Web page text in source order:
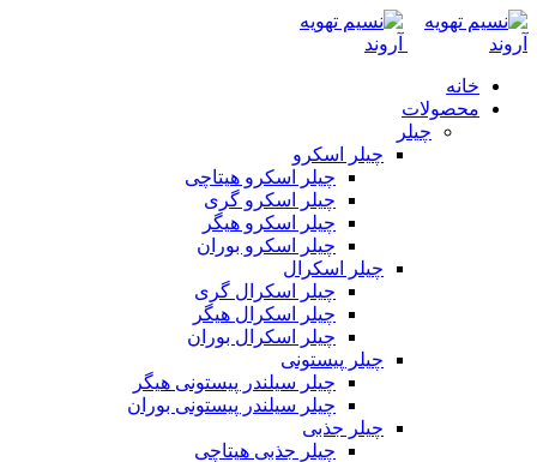
خانه
محصولات
چیلر
چیلر اسکرو
چیلر اسکرو هیتاچی
چیلر اسکرو گری
چیلر اسکرو هیگر
چیلر اسکرو بوران
چیلر اسکرال
چیلر اسکرال گری
چیلر اسکرال هیگر
چیلر اسکرال بوران
چیلر پیستونی
چیلر سیلندر پیستونی هیگر
چیلر سیلندر پیستونی بوران
چیلر جذبی
چیلر جذبی هیتاچی